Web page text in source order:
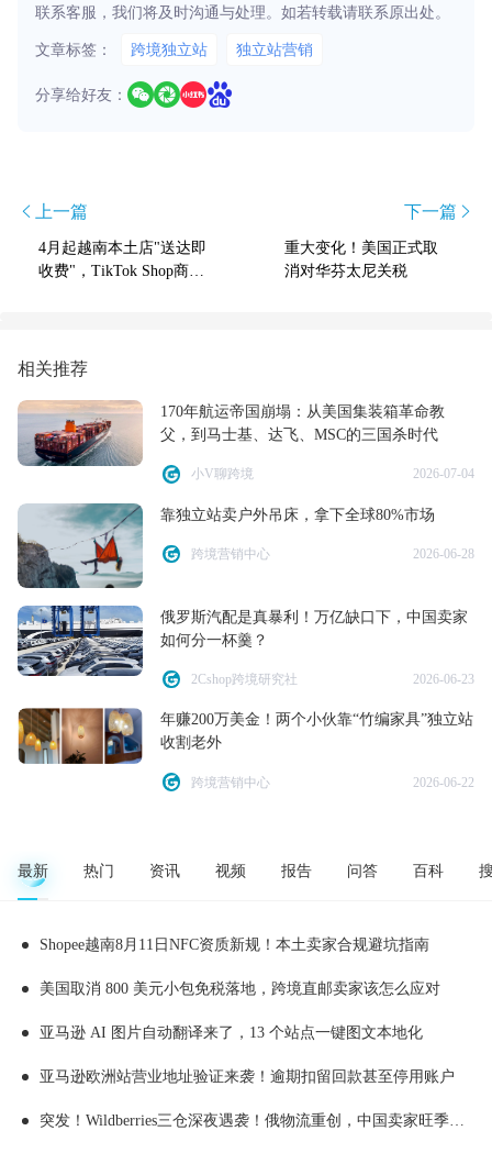
联系客服，我们将及时沟通与处理。如若转载请联系原出处。
文章标签： 跨境独立站 独立站营销
分享给好友：
上一篇
4月起越南本土店"送达即
收费"，TikTok Shop商家
下一篇
重大变化！美国正式取
消对华芬太尼关税
相关推荐
170年航运帝国崩塌：从美国集装箱革命教
父，到马士基、达飞、MSC的三国杀时代
小V聊跨境 2026-07-04
靠独立站卖户外吊床，拿下全球80%市场
跨境营销中心 2026-06-28
俄罗斯汽配是真暴利！万亿缺口下，中国卖家
如何分一杯羹？
2Cshop跨境研究社 2026-06-23
年赚200万美金！两个小伙靠“竹编家具”独立站
收割老外
跨境营销中心 2026-06-22
最新 热门 资讯 视频 报告 问答 百科
Shopee越南8月11日NFC资质新规！本土卖家合规避坑指南
美国取消 800 美元小包免税落地，跨境直邮卖家该怎么应对
亚马逊 AI 图片自动翻译来了，13 个站点一键图文本地化
亚马逊欧洲站营业地址验证来袭！逾期扣留回款甚至停用账户
突发！Wildberries三仓深夜遇袭！俄物流重创，中国卖家旺季备货踩雷